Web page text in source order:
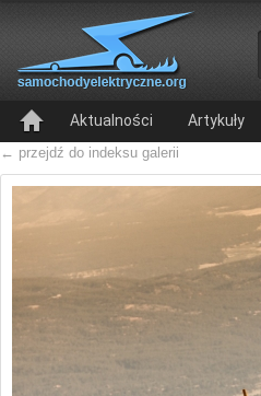
Aktualności Artykuły
← przejdź do indeksu galerii